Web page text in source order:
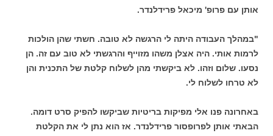
אותן עם פרופ' מיכאל פרידלנדר.
"במהלך העבודה היתה לי הרגשה לא טובה. חשתי שהן הולכות
לרמות אותי. היה אצלן משהו מזוייף והרגשתי לא טוב עם זה. הן
נסעו. שלום וזהו. לא ביקשתי מהן לשלוח קלטת של התכנית והן
לא טרחו לשלוח לי.
באחרונה פנו אלי מפיקות בריטיות שביקשו להפיק סרט דומה.
הבאתי אותן לפרופסור פרידלנדר. אז הוא נתן לי את הקלטת